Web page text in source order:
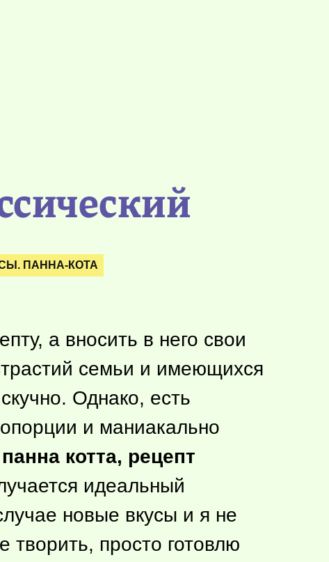
ПАННА-КОТА
а вносить в него свои
семьи и имеющихся
Однако, есть
и маниакально
панна котта, рецепт
идеальный
новые вкусы и я не
просто готовлю